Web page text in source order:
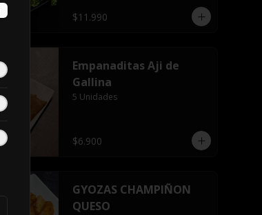
$11.990
Empanaditas Aji de
Gallina
5 Unidades
$6.900
GYOZAS CHAMPIÑON
QUESO